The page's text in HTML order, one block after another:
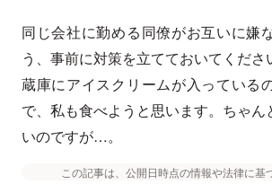
同じ会社に勤める同僚がお互いに嫌
う、事前に対策を立てておいてくだ
蔵庫にアイスクリームが入っている
で、私も食べようと思います。ちゃん
いのですが…。
この記事は、公開日時点の情報や法律に基